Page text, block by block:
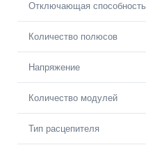
Отключающая способность
Количество полюсов
Напряжение
Количество модулей
Тип расцепителя